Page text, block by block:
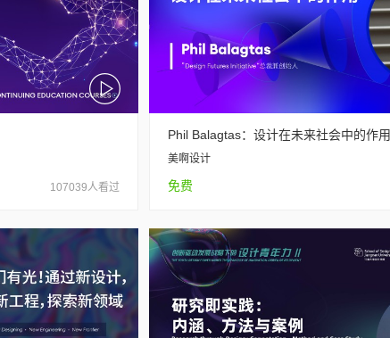
107039人看过
Phil Balagtas：设计在未来社会中的作用
美啊设计
免费